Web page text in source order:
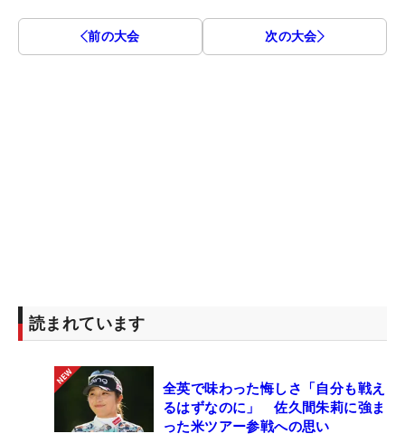
前の大会 次の大会
読まれています
全英で味わった悔しさ「自分も戦え
るはずなのに」 佐久間朱莉に強ま
った米ツアー参戦への思い